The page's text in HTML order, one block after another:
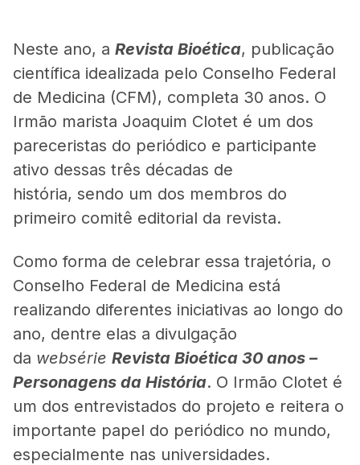
Neste ano, a Revista Bioética, publicação
científica idealizada pelo Conselho Federal
de Medicina (CFM), completa 30 anos. O
Irmão marista Joaquim Clotet é um dos
pareceristas do periódico e participante
ativo dessas três décadas de
história, sendo um dos membros do
primeiro comitê editorial da revista.
Como forma de celebrar essa trajetória, o
Conselho Federal de Medicina está
realizando diferentes iniciativas ao longo do
ano, dentre elas a divulgação
da websérie Revista Bioética 30 anos –
Personagens da História. O Irmão Clotet é
um dos entrevistados do projeto e reitera o
importante papel do periódico no mundo,
especialmente nas universidades.